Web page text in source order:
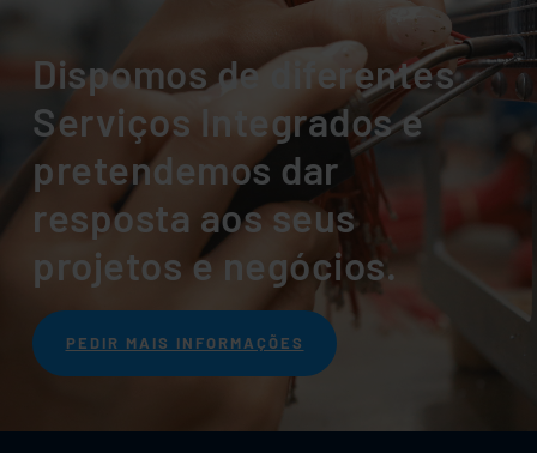
Dispomos de diferentes
Serviços Integrados e
pretendemos dar
resposta aos seus
projetos e negócios.
PEDIR MAIS INFORMAÇÕES